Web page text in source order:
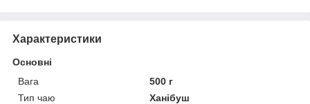
Характеристики
Основні
Вага
500 г
Тип чаю
Ханібуш